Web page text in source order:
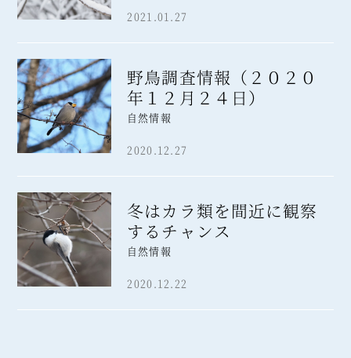
2021.01.27
野鳥調査情報（２０２０
年１２月２４日）
自然情報
2020.12.27
冬はカラ類を間近に観察
するチャンス
自然情報
2020.12.22